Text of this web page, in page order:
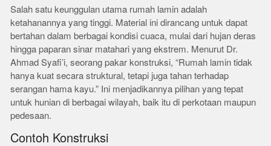
Salah satu keunggulan utama rumah lamin adalah
ketahanannya yang tinggi. Material ini dirancang untuk dapat
bertahan dalam berbagai kondisi cuaca, mulai dari hujan deras
hingga paparan sinar matahari yang ekstrem. Menurut Dr.
Ahmad Syafi’i, seorang pakar konstruksi, “Rumah lamin tidak
hanya kuat secara struktural, tetapi juga tahan terhadap
serangan hama kayu.” Ini menjadikannya pilihan yang tepat
untuk hunian di berbagai wilayah, baik itu di perkotaan maupun
pedesaan.
Contoh Konstruksi